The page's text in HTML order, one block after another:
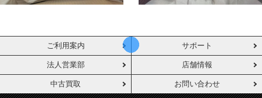
ご利用案内 サポート
法人営業部 店舗情報
中古買取 お問い合わせ